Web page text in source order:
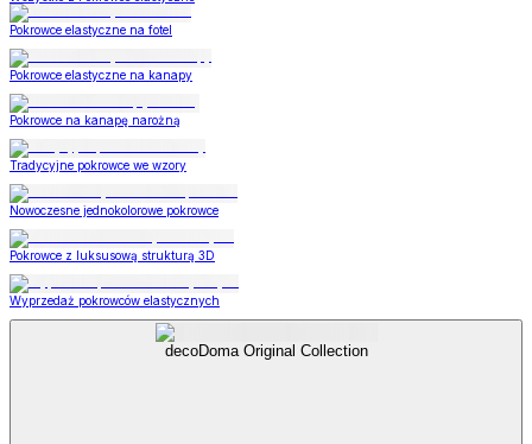
Pokrowce elastyczne na fotel
Pokrowce elastyczne na kanapy
Pokrowce na kanapę narożną
Tradycyjne pokrowce we wzory
Nowoczesne jednokolorowe pokrowce
Pokrowce z luksusową strukturą 3D
Wyprzedaż pokrowców elastycznych
decoDoma Original Collection